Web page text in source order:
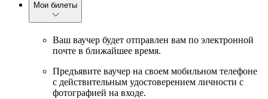
Мои билеты
Ваш ваучер будет отправлен вам по электронной
почте в ближайшее время.
Предъявите ваучер на своем мобильном телефоне
с действительным удостоверением личности с
фотографией на входе.